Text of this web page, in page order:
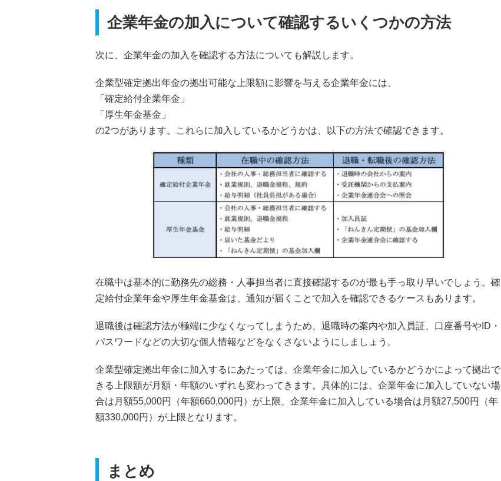
企業年金の加入について確認するいくつかの方法
次に、企業年金の加入を確認する方法についても解説します。
企業型確定拠出年金の拠出可能な上限額に影響を与える企業年金には、
「確定給付企業年金」
「厚生年金基金」
の2つがあります。これらに加入しているかどうかは、以下の方法で確認できます。
在職中は基本的に勤務先の総務・人事担当者に直接確認するのが最も手っ取り早いでしょう。確
定給付企業年金や厚生年金基金は、通知が届くことで加入を確認できるケースもあります。
退職後は確認方法が極端に少なくなってしまうため、退職時の案内や加入員証、口座番号やID・
パスワードなどの大切な個人情報などをなくさないようにしましょう。
企業型確定拠出年金に加入するにあたっては、企業年金に加入しているかどうかによって拠出で
きる上限額が月額・年額のいずれも変わってきます。具体的には、企業年金に加入していない場
合は月額55,000円（年額660,000円）が上限、企業年金に加入している場合は月額27,500円（年
額330,000円）が上限となります。
まとめ